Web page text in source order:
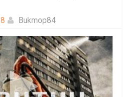
Bukmop84